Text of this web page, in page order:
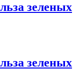
зеленых
зеленых